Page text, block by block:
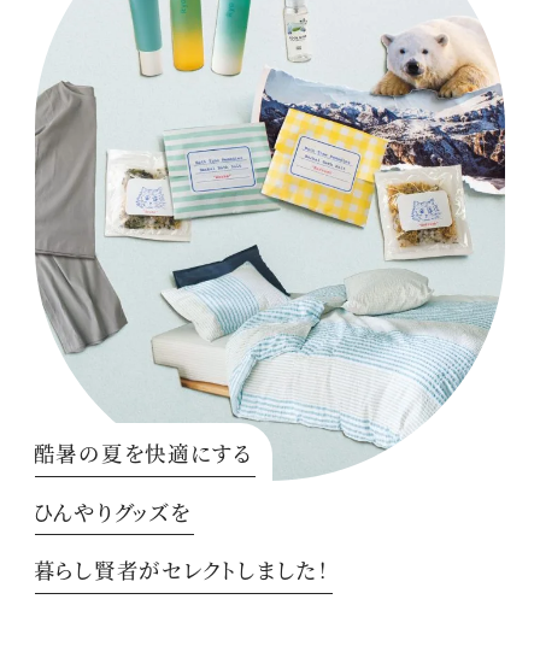
酷暑の夏を快適にする
ひんやりグッズを
暮らし賢者がセレクトしました！